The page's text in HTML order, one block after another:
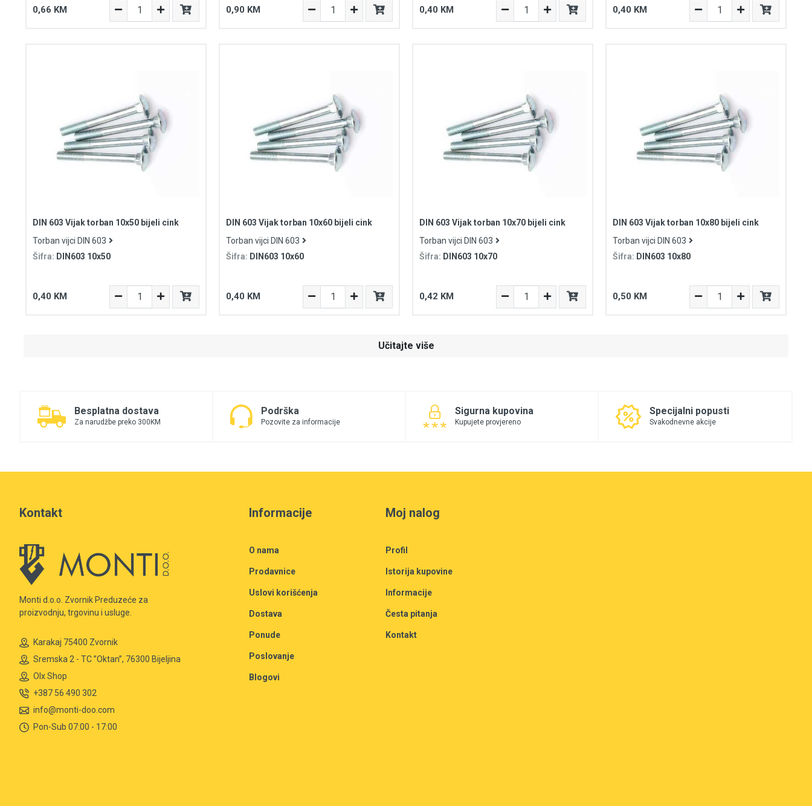
0,66 KM 0,90 KM 0,40 KM 0,40 KM
DIN 603 Vijak torban 10x50 bijeli cink
Torban vijci DIN 603
Šifra: DIN603 10x50
0,40 KM
DIN 603 Vijak torban 10x60 bijeli cink
Torban vijci DIN 603
Šifra: DIN603 10x60
0,40 KM
DIN 603 Vijak torban 10x70 bijeli cink
Torban vijci DIN 603
Šifra: DIN603 10x70
0,42 KM
DIN 603 Vijak torban 10x80 bijeli cink
Torban vijci DIN 603
Šifra: DIN603 10x80
0,50 KM
Učitajte više
Besplatna dostava
Za narudžbe preko 300KM
Podrška
Pozovite za informacije
Sigurna kupovina
Kupujete provjereno
Specijalni popusti
Svakodnevne akcije
Kontakt
Monti d.o.o. Zvornik Preduzeće za
proizvodnju, trgovinu i usluge.
Karakaj 75400 Zvornik
Sremska 2 - TC ”Oktan”, 76300 Bijeljina
Olx Shop
+387 56 490 302
info@monti-doo.com
Pon-Sub 07:00 - 17:00
Informacije
O nama
Prodavnice
Uslovi korišćenja
Dostava
Ponude
Poslovanje
Blogovi
Moj nalog
Profil
Istorija kupovine
Informacije
Česta pitanja
Kontakt